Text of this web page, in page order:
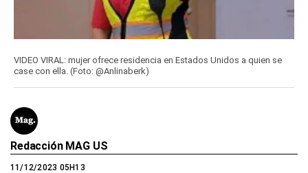
VIDEO VIRAL: mujer ofrece residencia en Estados Unidos a quien se
case con ella. (Foto: @Anlinaberk)
Redacción MAG US
11/12/2023 05H13